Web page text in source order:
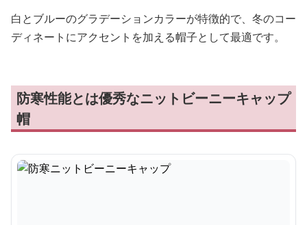
白とブルーのグラデーションカラーが特徴的で、冬のコー
ディネートにアクセントを加える帽子として最適です。
防寒性能とは優秀なニットビーニーキャップ
帽